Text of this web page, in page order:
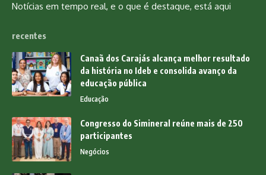
Notícias em tempo real, e o que é destaque, está aqui
recentes
Canaã dos Carajás alcança melhor resultado
da história no Ideb e consolida avanço da
educação pública
Educação
Congresso do Simineral reúne mais de 250
participantes
Negócios